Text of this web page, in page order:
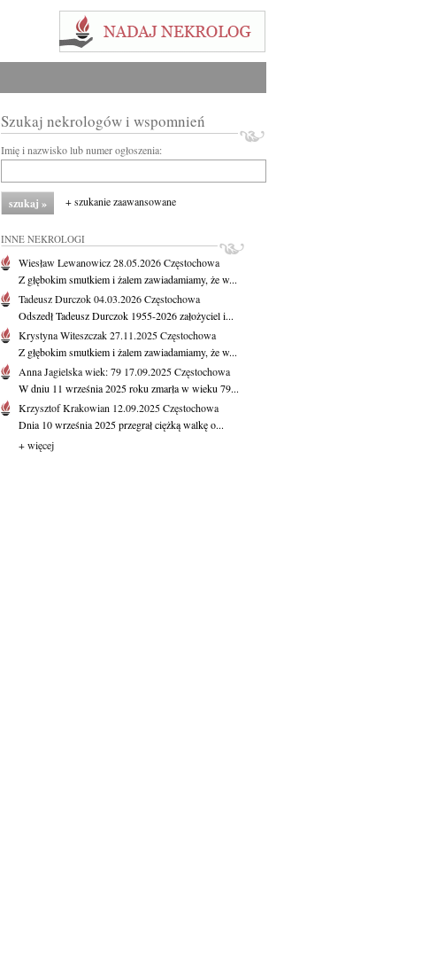
Szukaj nekrologów i wspomnień
Imię i nazwisko lub numer ogłoszenia:
+ szukanie zaawansowane
INNE NEKROLOGI
Wiesław Lewanowicz28.05.2026Częstochowa
Z głębokim smutkiem i żalem zawiadamiamy, że w...
Tadeusz Durczok04.03.2026Częstochowa
Odszedł Tadeusz Durczok 1955-2026 założyciel i...
Krystyna Witeszczak27.11.2025Częstochowa
Z głębokim smutkiem i żalem zawiadamiamy, że w...
Anna Jagielskawiek: 79 17.09.2025Częstochowa
W dniu 11 września 2025 roku zmarła w wieku 79...
Krzysztof Krakowian 12.09.2025Częstochowa
Dnia 10 września 2025 przegrał ciężką walkę o...
+ więcej